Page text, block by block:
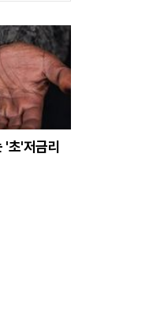
초'저금리